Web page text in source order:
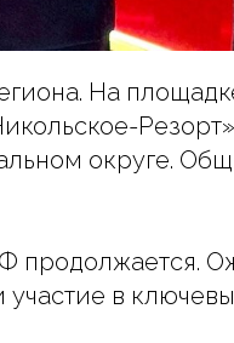
На
округе.
продолжается.
в